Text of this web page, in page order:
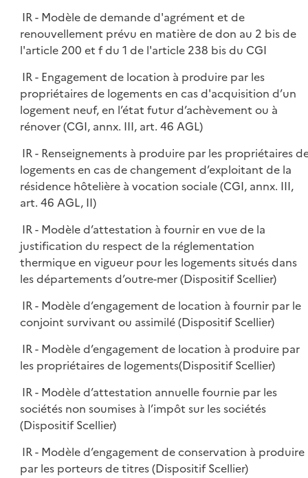
IR - Modèle de demande d'agrément et de
renouvellement prévu en matière de don au 2 bis de
l'article 200 et f du 1 de l'article 238 bis du CGI
IR - Engagement de location à produire par les
propriétaires de logements en cas d'acquisition d’un
logement neuf, en l’état futur d’achèvement ou à
rénover (CGI, annx. III, art. 46 AGL)
IR - Renseignements à produire par les propriétaires
logements en cas de changement d’exploitant de la
résidence hôtelière à vocation sociale (CGI, annx. III,
art. 46 AGL, II)
IR - Modèle d’attestation à fournir en vue de la
justification du respect de la réglementation
thermique en vigueur pour les logements situés dans
les départements d’outre-mer (Dispositif Scellier)
IR - Modèle d’engagement de location à fournir par le
conjoint survivant ou assimilé (Dispositif Scellier)
IR - Modèle d’engagement de location à produire par
les propriétaires de logements(Dispositif Scellier)
IR - Modèle d’attestation annuelle fournie par les
sociétés non soumises à l’impôt sur les sociétés
(Dispositif Scellier)
IR - Modèle d’engagement de conservation à produire
par les porteurs de titres (Dispositif Scellier)